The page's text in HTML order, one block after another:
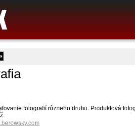
fotografií rôzneho druhu. Produktová